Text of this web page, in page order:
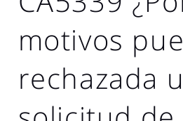
motivos
rechazada